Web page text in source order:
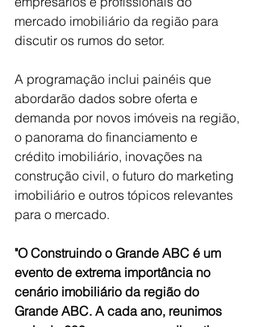
mercado imobiliário da região para
discutir os rumos do setor.
A programação inclui painéis que
abordarão dados sobre oferta e
demanda por novos imóveis na região,
o panorama do financiamento e
crédito imobiliário, inovações na
construção civil, o futuro do marketing
imobiliário e outros tópicos relevantes
para o mercado.
"O Construindo o Grande ABC é um
evento de extrema importância no
cenário imobiliário da região do
Grande ABC. A cada ano, reunimos